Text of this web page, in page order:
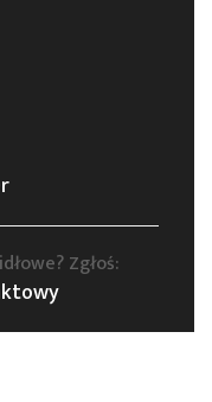
Zgłoś: